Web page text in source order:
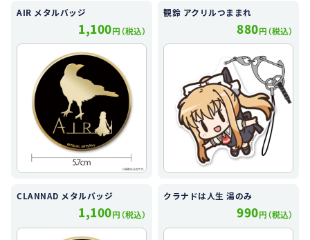
AIR メタルバッジ
1,100円（税込）
観鈴 アクリルつままれ
880円（税込）
CLANNAD メタルバッジ
1,100円（税込）
クラナドは人生 湯のみ
990円（税込）